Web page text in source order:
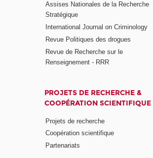
Assises Nationales de la Recherche
Stratégique
International Journal on Criminology
Revue Politiques des drogues
Revue de Recherche sur le
Renseignement - RRR
PROJETS DE RECHERCHE &
COOPÉRATION SCIENTIFIQUE
Projets de recherche
Coopération scientifique
Partenariats